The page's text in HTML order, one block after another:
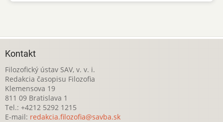
Kontakt
Filozofický ústav SAV, v. v. i.
Redakcia časopisu Filozofia
Klemensova 19
811 09 Bratislava 1
Tel.: +4212 5292 1215
E-mail: redakcia.filozofia@savba.sk